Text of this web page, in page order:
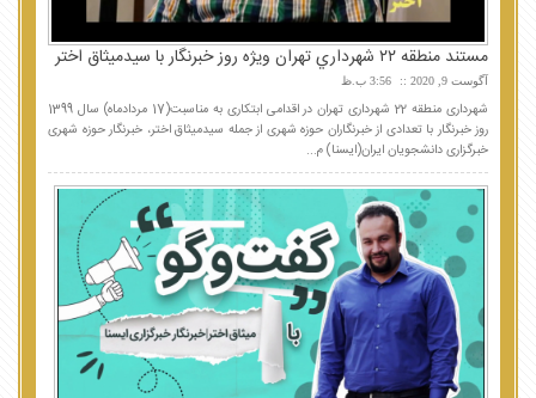
مستند منطقه ٢٢ شهرداري تهران ويژه روز خبرنگار با سيدميثاق اختر
آگوست 9, 2020 3:56 ب.ظ
شهرداری منطقه 22 شهرداری تهران در اقدامی ابتکاری به مناسبت(17 مردادماه) سال 1399
روز خبرنگار با تعدادی از خبرنگاران حوزه شهری از جمله سیدمیثاق اختر، خبرنگار حوزه شهری
خبرگزاری دانشجویان ایران(ایسنا) م...